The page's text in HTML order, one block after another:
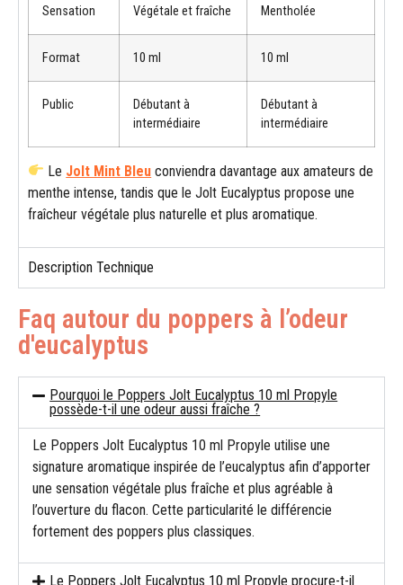
Sensation Végétale et fraîche Mentholée
Format 10 ml 10 ml
Public
Débutant à
intermédiaire
Débutant à
intermédiaire
Le Jolt Mint Bleu conviendra davantage aux amateurs de
menthe intense, tandis que le Jolt Eucalyptus propose une
fraîcheur végétale plus naturelle et plus aromatique.
Description Technique
Faq autour du poppers à l’odeur
d'eucalyptus
Pourquoi le Poppers Jolt Eucalyptus 10 ml Propyle
possède-t-il une odeur aussi fraîche ?
Le Poppers Jolt Eucalyptus 10 ml Propyle utilise une
signature aromatique inspirée de l’eucalyptus afin d’apporter
une sensation végétale plus fraîche et plus agréable à
l’ouverture du flacon. Cette particularité le différencie
fortement des poppers plus classiques.
Le Poppers Jolt Eucalyptus 10 ml Propyle procure-t-il